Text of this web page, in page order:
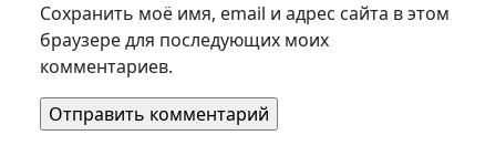
Сохранить моё имя, email и адрес сайта в этом
браузере для последующих моих
комментариев.